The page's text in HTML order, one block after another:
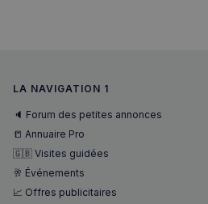
LA NAVIGATION 1
🔈 Forum des petites annonces
📒 Annuaire Pro
🇬🇧 Visites guidées
🥂 Événements
📈 Offres publicitaires
_px3